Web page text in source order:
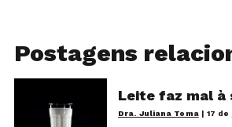
Postagens
Leite faz mal à
Dra. Juliana Toma|17